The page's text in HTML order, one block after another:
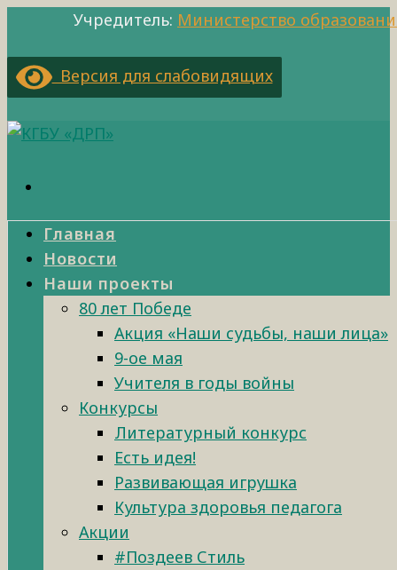
Учредитель: Министерство
Версия для слабовидящих
Главная
Новости
Наши проекты
80 лет Победе
Акция «Наши судьбы, наши лица»
9-ое мая
Учителя в годы войны
Конкурсы
Литературный конкурс
Есть идея!
Развивающая игрушка
Культура здоровья педагога
Акции
#Поздеев Стиль